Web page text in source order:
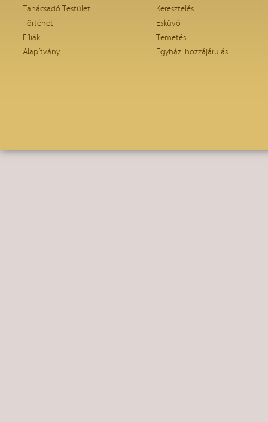
Tanácsadó Testület
Történet
Fíliák
Alapítvány
Keresztelés
Esküvő
Temetés
Egyházi hozzájárulás